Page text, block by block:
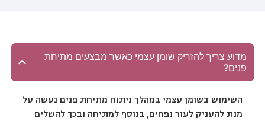
מדוע צריך להזריק שומן עצמי כאשר מבצעים מתיחת
פנים?
השימוש בשומן עצמי במהלך ניתוח מתיחת פנים נעשה על
מנת להעניק לעור נפחים, בנוסף למתיחה ובכך להשלים